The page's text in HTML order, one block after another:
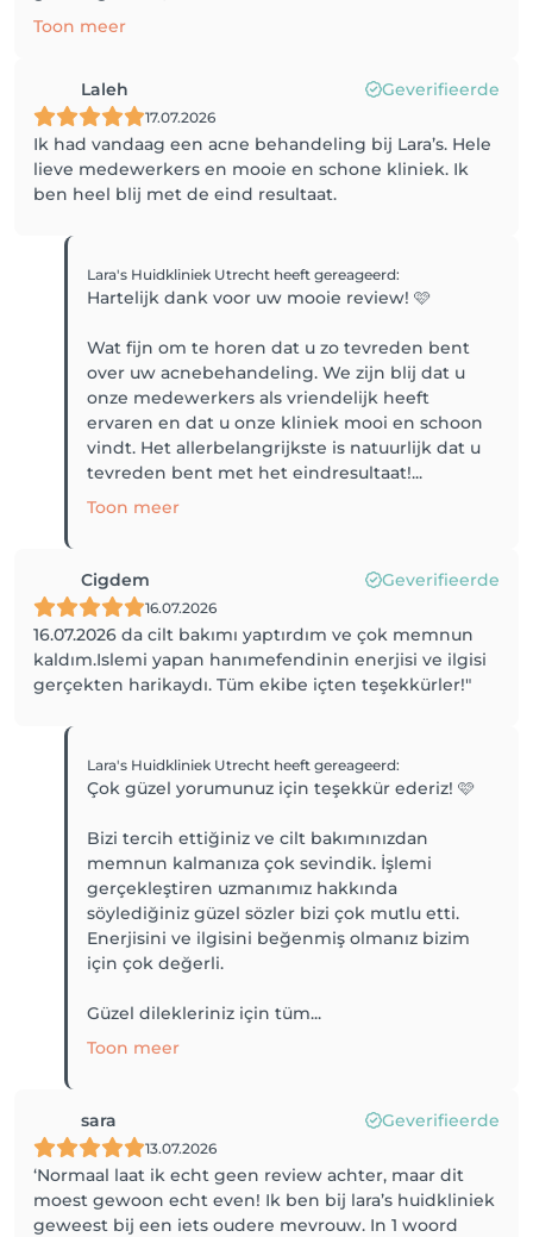
Toon meer
Laleh Geverifieerde
17.07.2026
Ik had vandaag een acne behandeling bij Lara’s. Hele
lieve medewerkers en mooie en schone kliniek. Ik
ben heel blij met de eind resultaat.
Lara's Huidkliniek Utrecht heeft gereageerd:
Hartelijk dank voor uw mooie review! 🩷
Wat fijn om te horen dat u zo tevreden bent
over uw acnebehandeling. We zijn blij dat u
onze medewerkers als vriendelijk heeft
ervaren en dat u onze kliniek mooi en schoon
vindt. Het allerbelangrijkste is natuurlijk dat u
tevreden bent met het eindresultaat!...
Toon meer
Cigdem Geverifieerde
16.07.2026
16.07.2026 da cilt bakımı yaptırdım ve çok memnun
kaldım.Islemi yapan hanımefendinin enerjisi ve ilgisi
gerçekten harikaydı. Tüm ekibe içten teşekkürler!"
Lara's Huidkliniek Utrecht heeft gereageerd:
Çok güzel yorumunuz için teşekkür ederiz! 🩷
Bizi tercih ettiğiniz ve cilt bakımınızdan
memnun kalmanıza çok sevindik. İşlemi
gerçekleştiren uzmanımız hakkında
söylediğiniz güzel sözler bizi çok mutlu etti.
Enerjisini ve ilgisini beğenmiş olmanız bizim
için çok değerli.
Güzel dilekleriniz için tüm...
Toon meer
sara Geverifieerde
13.07.2026
‘Normaal laat ik echt geen review achter, maar dit
moest gewoon echt even! Ik ben bij lara’s huidkliniek
geweest bij een iets oudere mevrouw. In 1 woord